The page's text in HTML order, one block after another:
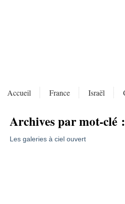
Accueil France Israël
Archives par mot-clé :
Les galeries à ciel ouvert